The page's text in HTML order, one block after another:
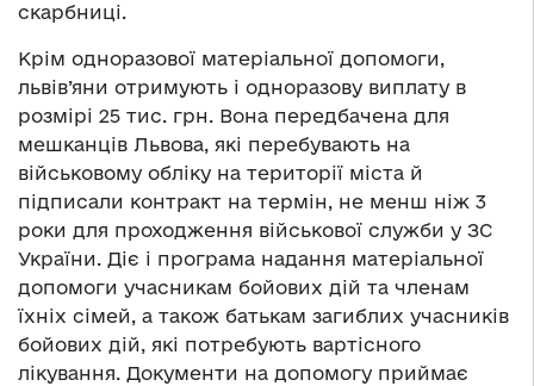
скарбниці.
Крім одноразової матеріальної допомоги,
львів’яни отримують і одноразову виплату в
розмірі 25 тис. грн. Вона передбачена для
мешканців Львова, які перебувають на
військовому обліку на території міста й
підписали контракт на термін, не менш ніж 3
роки для проходження військової служби у ЗС
України. Діє і програма надання матеріальної
допомоги учасникам бойових дій та членам
їхніх сімей, а також батькам загиблих учасників
бойових дій, які потребують вартісного
лікування. Документи на допомогу приймає